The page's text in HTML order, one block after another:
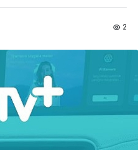
2
Ekonomi
Tarım ve Gıdada Akıllı
Dönem Başladı!